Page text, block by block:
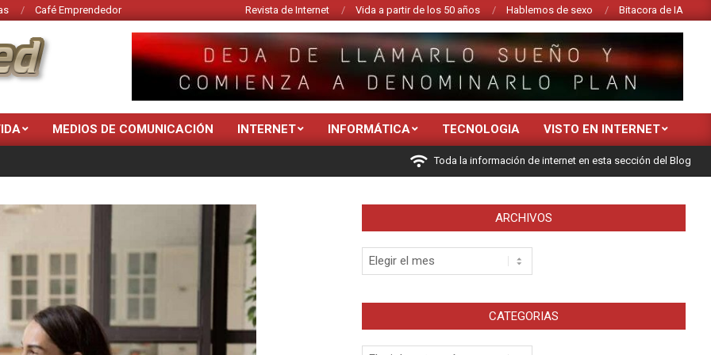
Café Emprendedor Revista de Internet Vida a partir de los 50 años Hablemos de sexo Bitacora de IA
MEDIOS DE COMUNICACIÓN INTERNET INFORMÁTICA TECNOLOGIA VISTO EN INTERNET
Toda la información de internet en esta sección del Blog
ARCHIVOS
Archivos
CATEGORIAS